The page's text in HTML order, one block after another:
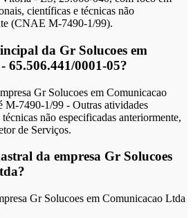
científicas e técnicas não
(CNAE M-7490-1/99).
da Gr Solucoes em
65.506.441/0001-05?
Gr Solucoes em Comunicacao
M-7490-1/99 - Outras atividades
não especificadas anteriormente,
de Serviços.
da empresa Gr Solucoes
Gr Solucoes em Comunicacao Ltda